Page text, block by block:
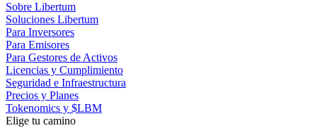
Sobre Libertum
Soluciones Libertum
Para Inversores
Para Emisores
Para Gestores de Activos
Licencias y Cumplimiento
Seguridad e Infraestructura
Precios y Planes
Tokenomics y $LBM
Elige tu camino